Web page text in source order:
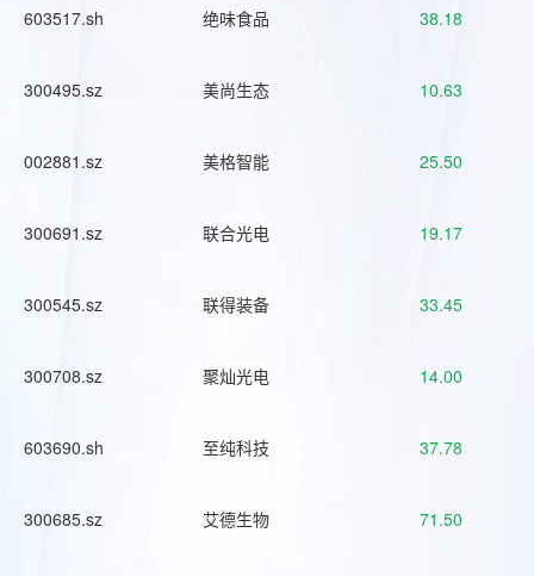
603517.sh 绝味食品 38.18
300495.sz 美尚生态 10.63
002881.sz 美格智能 25.50
300691.sz 联合光电 19.17
300545.sz 联得装备 33.45
300708.sz 聚灿光电 14.00
603690.sh 至纯科技 37.78
300685.sz 艾德生物 71.50